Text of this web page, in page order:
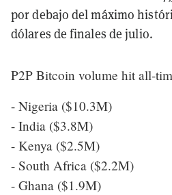
por debajo del máximo
dólares de finales de julio.
P2P Bitcoin volume hit all-
- Nigeria ($10.3M)
- India ($3.8M)
- Kenya ($2.5M)
- South Africa ($2.2M)
- Ghana ($1.9M)